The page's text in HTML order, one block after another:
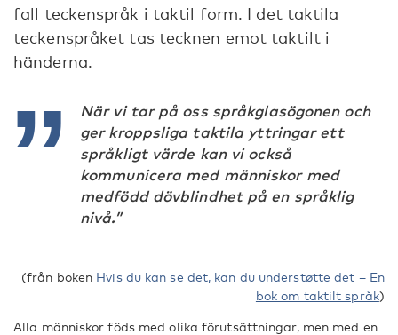
fall teckenspråk i taktil form. I det taktila
teckenspråket tas tecknen emot taktilt i
händerna.
När vi tar på oss språkglasögonen och
ger kroppsliga taktila yttringar ett
språkligt värde kan vi också
kommunicera med människor med
medfödd dövblindhet på en språklig
nivå.”
(från boken Hvis du kan se det, kan du understøtte det – En
bok om taktilt språk)
Alla människor föds med olika förutsättningar, men med en